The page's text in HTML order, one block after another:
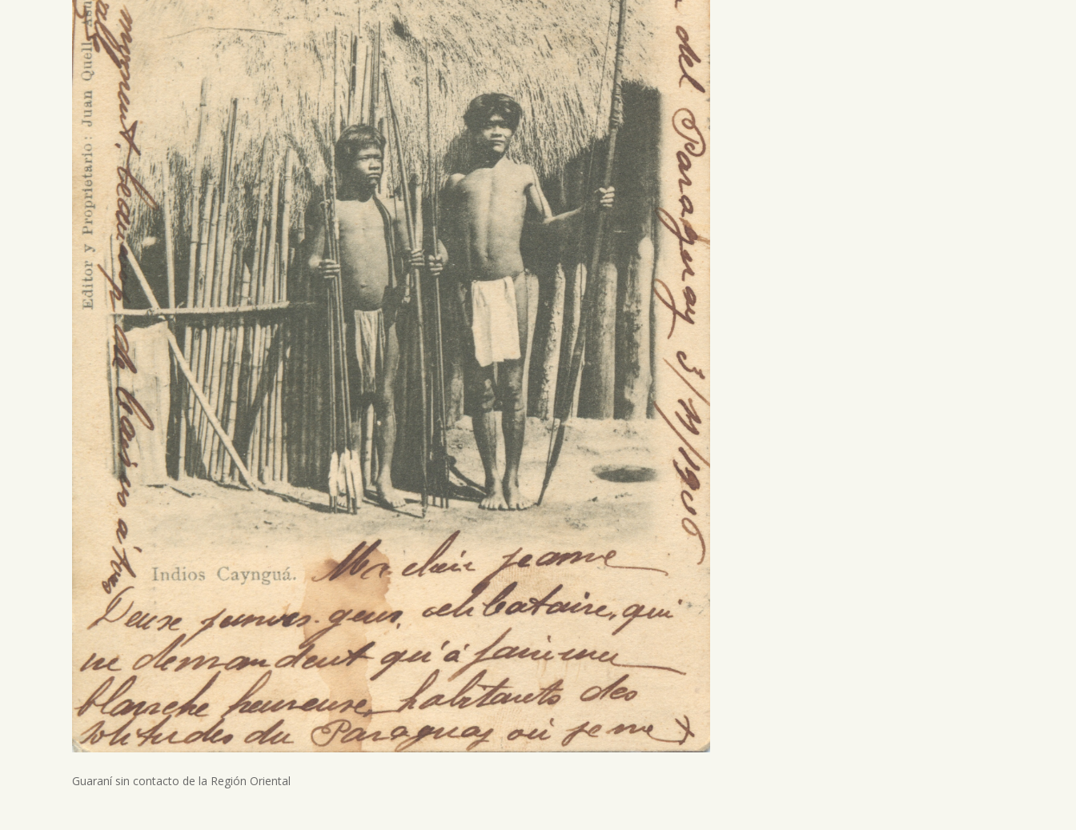
Guaraní sin contacto de la Región Oriental